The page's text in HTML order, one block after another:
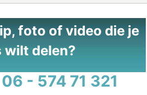
foto of video die je
wilt delen?
06 - 574 71 321